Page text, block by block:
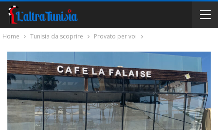
Home Tunisia da scoprire Provato per voi